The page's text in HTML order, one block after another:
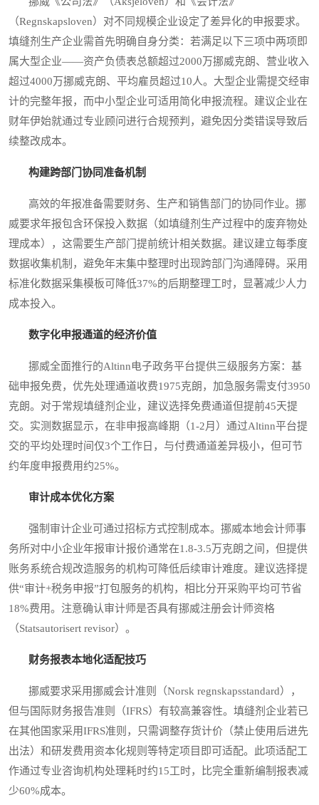
（Regnskapsloven）对不同规模企业设定了差异化的申报要求。
填缝剂生产企业需首先明确自身分类：若满足以下三项中两项即
属大型企业——资产负债表总额超过2000万挪威克朗、营业收入
超过4000万挪威克朗、平均雇员超过10人。大型企业需提交经审
计的完整年报，而中小型企业可适用简化申报流程。建议企业在
财年伊始就通过专业顾问进行合规预判，避免因分类错误导致后
续整改成本。
构建跨部门协同准备机制
高效的年报准备需要财务、生产和销售部门的协同作业。挪
威要求年报包含环保投入数据（如填缝剂生产过程中的废弃物处
理成本），这需要生产部门提前统计相关数据。建议建立每季度
数据收集机制，避免年末集中整理时出现跨部门沟通障碍。采用
标准化数据采集模板可降低37%的后期整理工时，显著减少人力
成本投入。
数字化申报通道的经济价值
挪威全面推行的Altinn电子政务平台提供三级服务方案：基
础申报免费，优先处理通道收费1975克朗，加急服务需支付3950
克朗。对于常规填缝剂企业，建议选择免费通道但提前45天提
交。实测数据显示，在非申报高峰期（1-2月）通过Altinn平台提
交的平均处理时间仅3个工作日，与付费通道差异极小，但可节
约年度申报费用约25%。
审计成本优化方案
强制审计企业可通过招标方式控制成本。挪威本地会计师事
务所对中小企业年报审计报价通常在1.8-3.5万克朗之间，但提供
账务系统合规改造服务的机构可降低后续审计难度。建议选择提
供“审计+税务申报”打包服务的机构，相比分开采购平均可节省
18%费用。注意确认审计师是否具有挪威注册会计师资格
（Statsautorisert revisor）。
财务报表本地化适配技巧
挪威要求采用挪威会计准则（Norsk regnskapsstandard），
但与国际财务报告准则（IFRS）有较高兼容性。填缝剂企业若已
在其他国家采用IFRS准则，只需调整存货计价（禁止使用后进先
出法）和研发费用资本化规则等特定项目即可适配。此项适配工
作通过专业咨询机构处理耗时约15工时，比完全重新编制报表减
少60%成本。